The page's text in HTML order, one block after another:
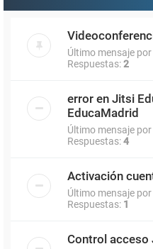
Último mensaje por
Respuestas:2
error en Jitsi
EducaMadrid
Último mensaje por
Respuestas:4
Activación
Último mensaje por
Respuestas: 1
Control acceso